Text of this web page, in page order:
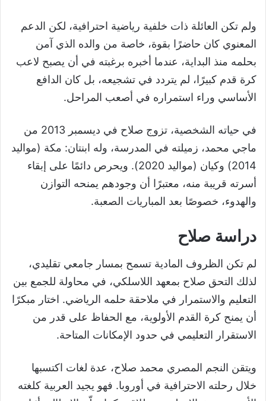
ولم تكن العائلة ذات خلفية رياضية احترافية، لكن الدعم
المعنوي كان حاضرًا بقوة، خاصة من والده الذي آمن
بحلمه منذ البداية، عندما أخبره برغبته في أن يصبح لاعب
كرة قدم كبيرًا، لم يتردد في تشجيعه، بل كان الدافع
الأساسي وراء استمراره في أصعب المراحل.
في حياته الشخصية، تزوج صلاح في ديسمبر 2013 من
ماجي محمد، زميلته في المدرسة، وله ابنتان: مكة (مواليد
2014) وكيان (مواليد 2020). ويحرص دائمًا على إبقاء
أسرته قريبة منه، معتبرًا أن وجودهم يمنحه التوازن
والهدوء، خصوصًا بعد المباريات الصعبة.
دراسة صلاح
لم تكن الظروف المادية تسمح بمسار جامعي تقليدي،
لذلك التحق صلاح بمعهد اللاسلكي، في محاولة للجمع بين
التعليم والاستمرار في ملاحقة حلمه الرياضي. اختار مبكرًا
أن يمنح كرة القدم الأولوية، مع الحفاظ على قدر من
الاستقرار التعليمي في حدود الإمكانات المتاحة.
ويتقن النجم المصري محمد صلاح، عدة لغات اكتسبها
خلال رحلته الاحترافية في أوروبا. فهو يجيد العربية كلغته